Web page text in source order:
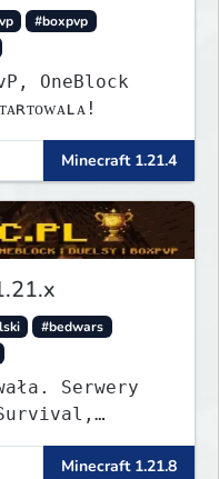
#boxpvp
Minecraft 1.21.4
#bedwars
Serwery
Minecraft 1.21.8